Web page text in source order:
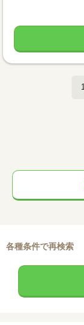
1
各種条件で再検索